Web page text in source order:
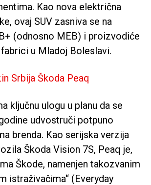
Kao nova električna
ovaj SUV zasniva se na
(odnosno MEB) i proizvodiće
u Mladoj Boleslavi.
ključnu ulogu u planu da se
udvostruči potpuno
brenda. Kao serijska verzija
Škoda Vision 7S, Peaq je,
Škode, namenjen takozvanim
istraživačima“ (Everyday